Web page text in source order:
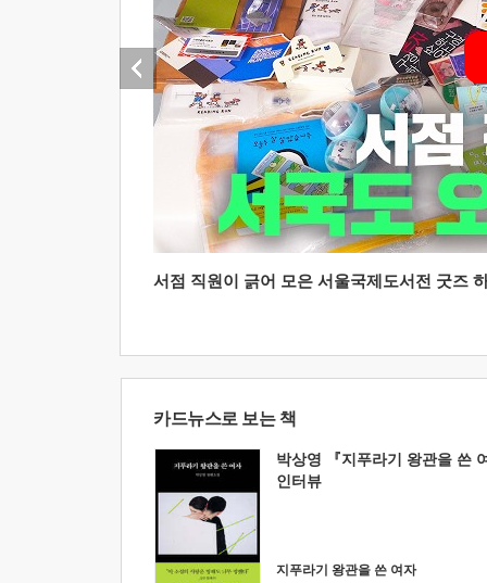
서점 직원이 긁어 모은 서울국제도서전 굿즈
카드뉴스로 보는 책
박상영 『지푸라기 왕관을 쓴
인터뷰
지푸라기 왕관을 쓴 여자